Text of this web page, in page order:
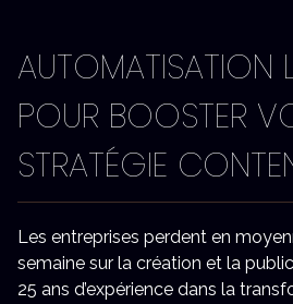
AUTOMATISATION
POUR BOOSTER
STRATÉGIE
Les entreprises perdent en
semaine sur la création et la
25 ans d’expérience dans la